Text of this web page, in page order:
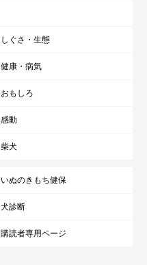
しぐさ・生態
健康・病気
おもしろ
感動
柴犬
いぬのきもち健保
犬診断
購読者専用ページ